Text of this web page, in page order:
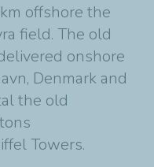
offshore the
field. The old
onshore
Denmark and
the old
Towers.